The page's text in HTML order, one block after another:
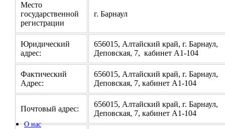
О нас
Место
государственной
регистрации
г. Барнаул
Юридический
адрес:
656015, Алтайский край, г. Барнаул,
Деповская, 7, кабинет А1-104
Фактический
Адрес:
656015, Алтайский край, г. Барнаул,
Деповская, 7, кабинет А1-104
Почтовый адрес:
656015, Алтайский край, г. Барнаул,
Деповская, 7, кабинет А1-104